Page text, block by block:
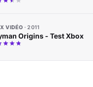
VIDÉO 2011
Origins - Test Xbox